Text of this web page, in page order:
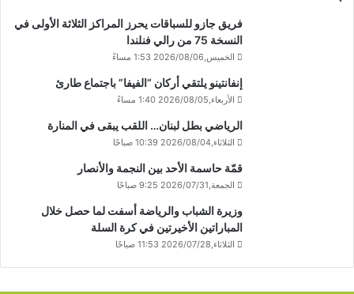
فريق جازو للسباقات يحرز المراكز الثلاثة الأولى في
النسخة 75 من رالي فنلندا
الخميس,2026/08/06 1:53 مساءً
إنفانتينو يلتقي أركان “الفيفا” باجتماع طارئ
الأربعاء,2026/08/05 1:40 مساءً
الرياضي بطل لبنان… اللقب يبقى في المنارة
الثلاثاء,2026/08/04 10:39 صباحًا
قمّة حاسمة الأحد بين النجمة والأنصار
الجمعة,2026/07/31 9:25 صباحًا
وزيرة الشباب والرياضة أسفت لما حصل خلال
المباراتين الأخيرتين في كرة السلة
الثلاثاء,2026/07/28 11:53 صباحًا